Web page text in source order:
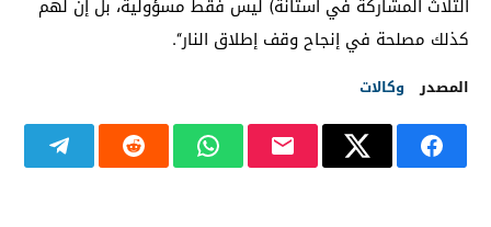
الثلاث المشاركة في أستانة) ليس فقط مسؤولية، بل إن لهم
كذلك مصلحة في إنجاح وقف إطلاق النار‘‘.
المصدر وكالات